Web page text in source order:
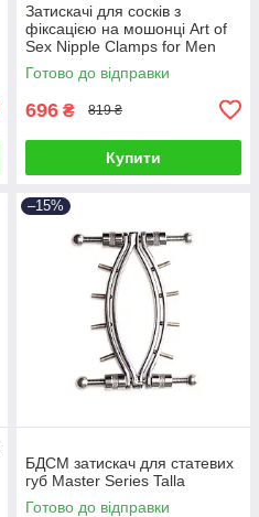
Затискачі для сосків з
фіксацією на мошонці Art of
Sex Nipple Clamps for Men
Talla
Готово до відправки
696 ₴ 819 ₴
Купити
–15%
БДСМ затискач для статевих
губ Master Series Talla
Готово до відправки